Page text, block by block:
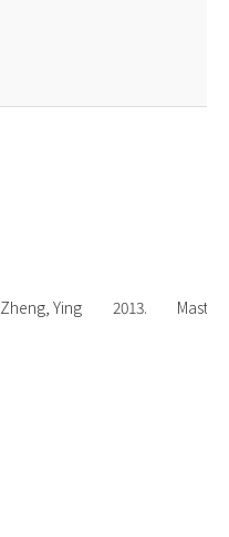
Zheng, Ying 2013. Master